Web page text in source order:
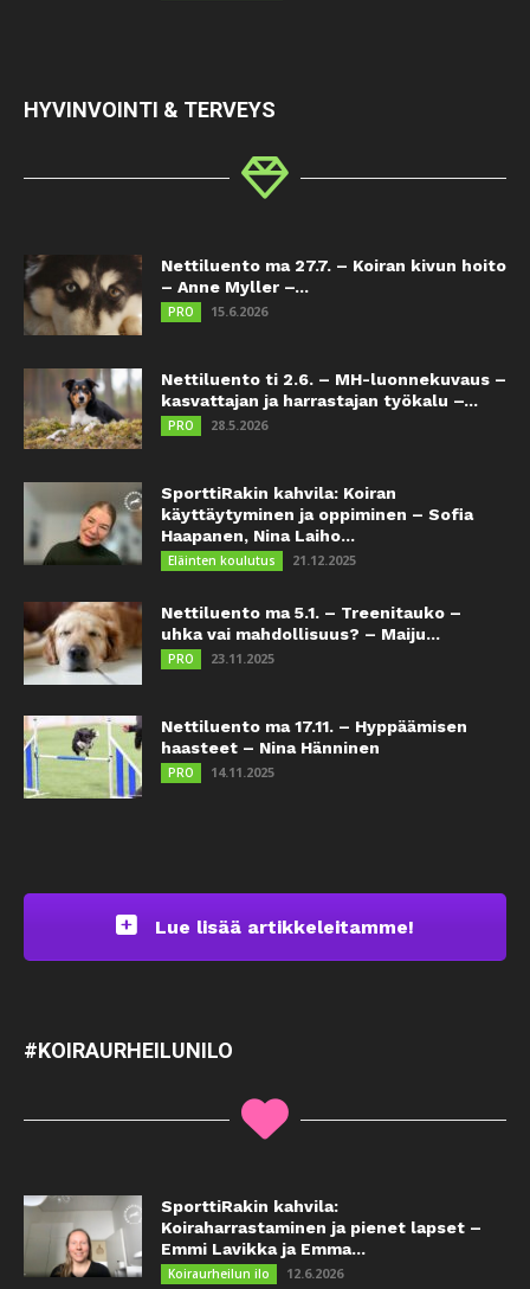
HYVINVOINTI & TERVEYS
Nettiluento ma 27.7. – Koiran kivun hoito
– Anne Myller –...
PRO 15.6.2026
Nettiluento ti 2.6. – MH-luonnekuvaus –
kasvattajan ja harrastajan työkalu –...
PRO 28.5.2026
SporttiRakin kahvila: Koiran
käyttäytyminen ja oppiminen – Sofia
Haapanen, Nina Laiho...
Eläinten koulutus 21.12.2025
Nettiluento ma 5.1. – Treenitauko –
uhka vai mahdollisuus? – Maiju...
PRO 23.11.2025
Nettiluento ma 17.11. – Hyppäämisen
haasteet – Nina Hänninen
PRO 14.11.2025
Lue lisää artikkeleitamme!
#KOIRAURHEILUNILO
SporttiRakin kahvila:
Koiraharrastaminen ja pienet lapset –
Emmi Lavikka ja Emma...
Koiraurheilun ilo 12.6.2026